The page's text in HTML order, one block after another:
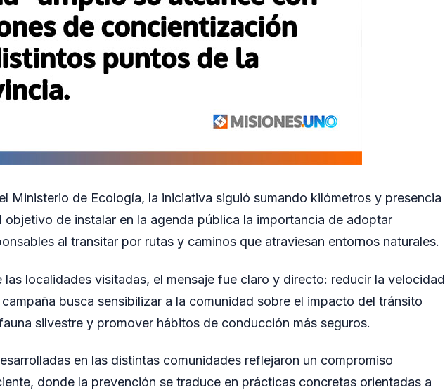
Ministerio de Ecología, la iniciativa siguió sumando kilómetros y presencia
objetivo de instalar en la agenda pública la importancia de adoptar
al transitar por rutas y caminos que atraviesan entornos naturales.
las localidades visitadas, el mensaje fue claro y directo: reducir la velocidad
busca sensibilizar a la comunidad sobre el impacto del tránsito
silvestre y promover hábitos de conducción más seguros.
en las distintas comunidades reflejaron un compromiso
donde la prevención se traduce en prácticas concretas orientadas a